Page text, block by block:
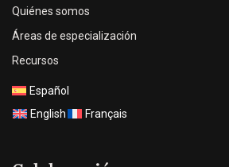
Quiénes somos
Áreas de especialización
Recursos
Español
English
Français